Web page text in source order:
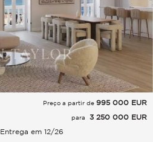
Preço a partir de 995 000 EUR
para
3 250 000 EUR
Entrega em 12/26